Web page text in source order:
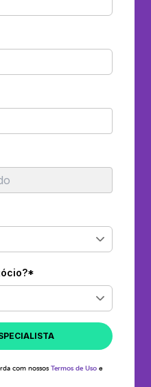
com nossos Termos de Uso e